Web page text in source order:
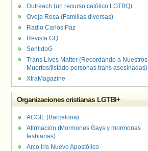
Outreach (un recurso católico LGTBQ)
Oveja Rosa (Familias diversas)
Radio Carlos Paz
Revista GQ
SentidoG
Trans Lives Matter (Recordando a Nuestros
Muertos/listado personas trans asesinadas)
XtraMagazine
Organizaciones cristianas LGTBI+
ACGIL (Barcelona)
Afirmación (Mormones Gays y mormonas
lesbianas)
Arco Iris Nuevo Apostólico